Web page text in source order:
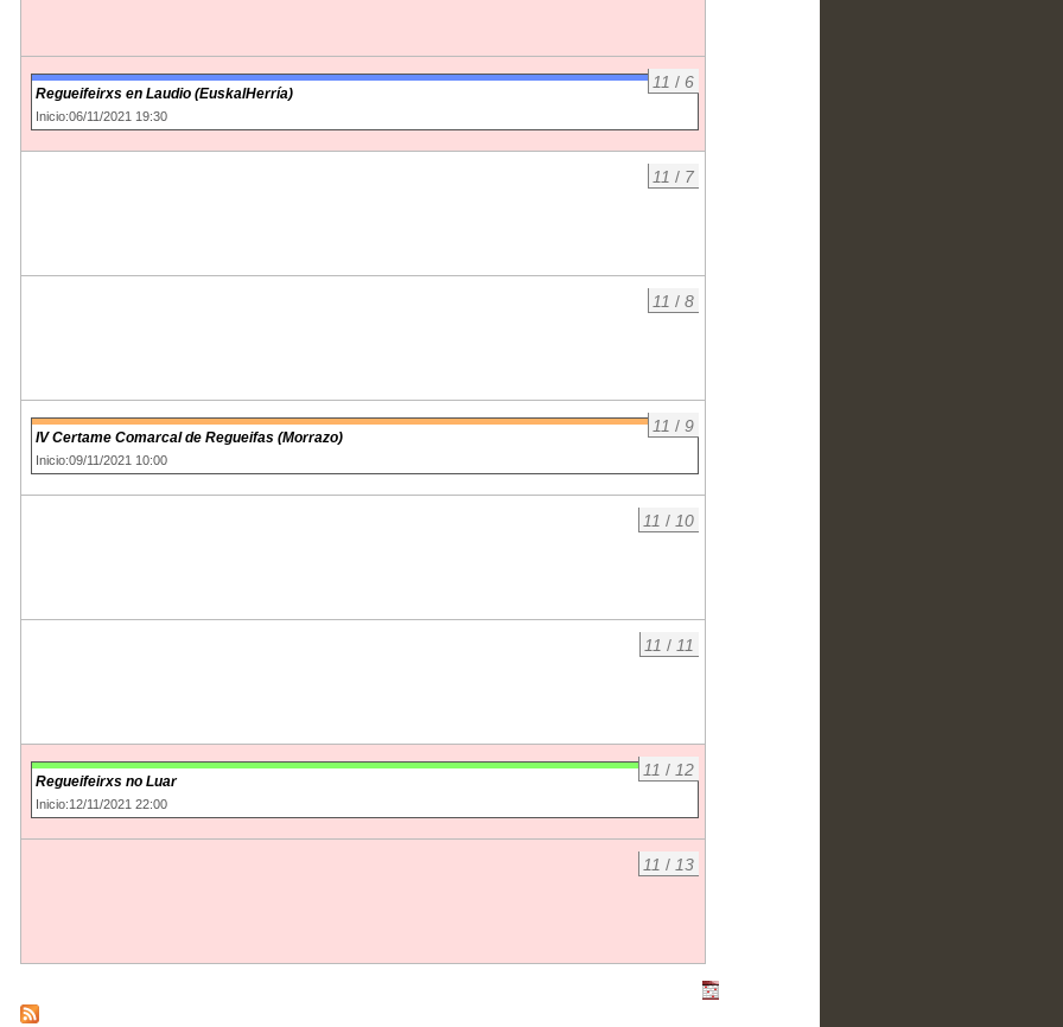
11 / 6
Regueifeirxs en Laudio (EuskalHerría)
Inicio:06/11/2021 19:30
11 / 7
11 / 8
11 / 9
IV Certame Comarcal de Regueifas (Morrazo)
Inicio:09/11/2021 10:00
11 / 10
11 / 11
11 / 12
Regueifeirxs no Luar
Inicio:12/11/2021 22:00
11 / 13